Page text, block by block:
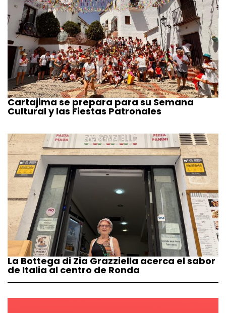
Cartajima se prepara para su Semana
Cultural y las Fiestas Patronales
La Bottega di Zia Grazziella acerca el sabor
de Italia al centro de Ronda